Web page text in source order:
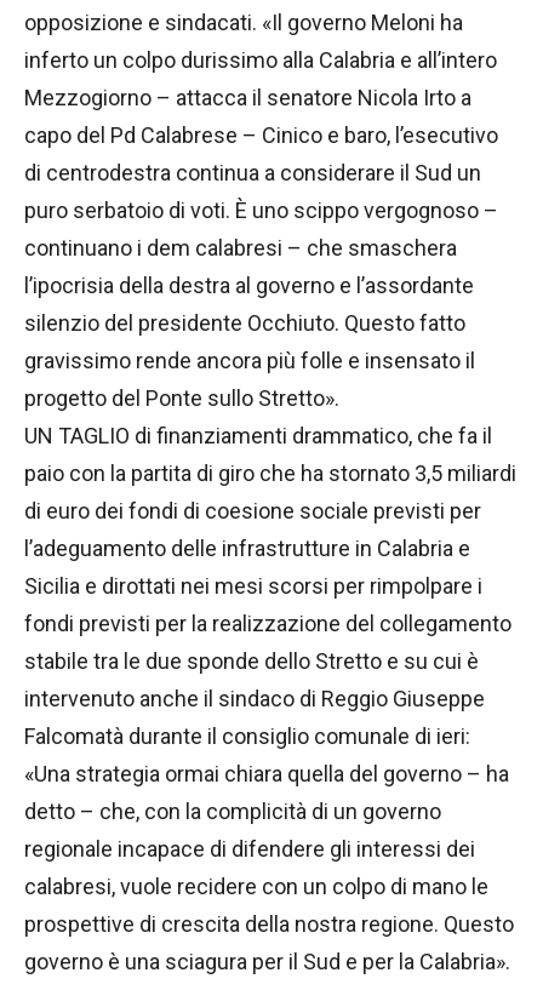
opposizione e sindacati. «Il governo Meloni ha
inferto un colpo durissimo alla Calabria e all’intero
Mezzogiorno – attacca il senatore Nicola Irto a
capo del Pd Calabrese – Cinico e baro, l’esecutivo
di centrodestra continua a considerare il Sud un
puro serbatoio di voti. È uno scippo vergognoso –
continuano i dem calabresi – che smaschera
l’ipocrisia della destra al governo e l’assordante
silenzio del presidente Occhiuto. Questo fatto
gravissimo rende ancora più folle e insensato il
progetto del Ponte sullo Stretto».
UN TAGLIO di finanziamenti drammatico, che fa il
paio con la partita di giro che ha stornato 3,5 miliardi
di euro dei fondi di coesione sociale previsti per
l’adeguamento delle infrastrutture in Calabria e
Sicilia e dirottati nei mesi scorsi per rimpolpare i
fondi previsti per la realizzazione del collegamento
stabile tra le due sponde dello Stretto e su cui è
intervenuto anche il sindaco di Reggio Giuseppe
Falcomatà durante il consiglio comunale di ieri:
«Una strategia ormai chiara quella del governo – ha
detto – che, con la complicità di un governo
regionale incapace di difendere gli interessi dei
calabresi, vuole recidere con un colpo di mano le
prospettive di crescita della nostra regione. Questo
governo è una sciagura per il Sud e per la Calabria».